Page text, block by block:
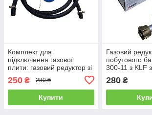
Комплект для
підключення газової
плити: газовий редуктор зі
шлангом 2 метри + хомути
250 ₴ 280 ₴
Купити
Газовий
побутового
300-11 з KLF
балона
280₴